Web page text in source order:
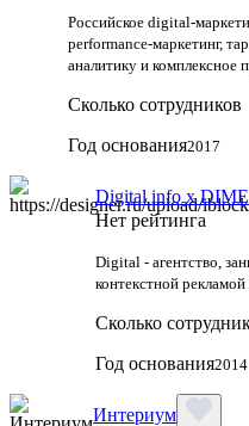
Российское digital-
performance-маркетинг,
аналитику и комплексное
Сколько сотрудников
Год основания2017
Digital info x
Нет рейтинга
Digital - агентство,
контекстной
Сколько
Год основания2014
Интериум